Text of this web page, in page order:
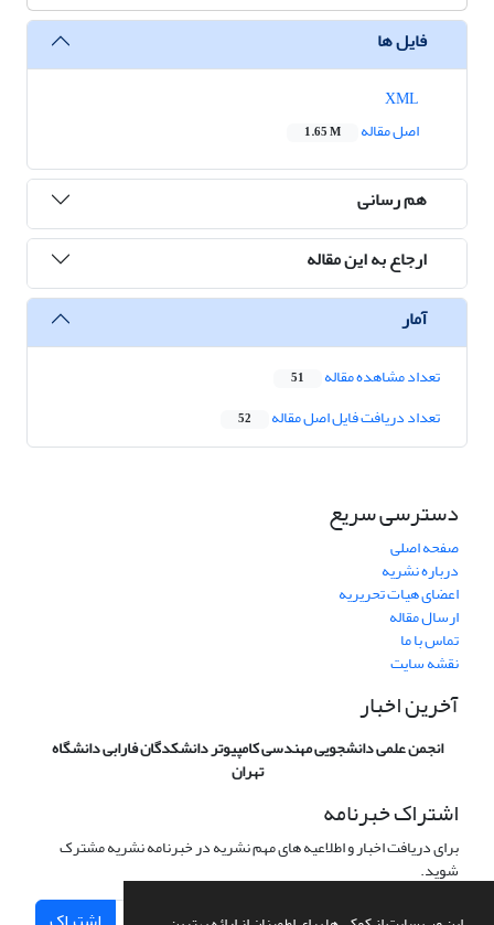
فایل ها
اصل مقاله
1.65 M
هم رسانی
ارجاع به این مقاله
آمار
تعداد مشاهده مقاله 51
تعداد دریافت فایل اصل مقاله 52
دسترسی سریع
صفحه اصلی
درباره نشریه
اعضای هیات تحریریه
ارسال مقاله
تماس با ما
نقشه سایت
آخرین اخبار
انجمن علمی دانشجویی مهندسی کامپیوتر دانشکدگان فارابی دانشگاه
تهران
اشتراک خبرنامه
برای دریافت اخبار و اطلاعیه های مهم نشریه در خبرنامه نشریه مشترک
شوید.